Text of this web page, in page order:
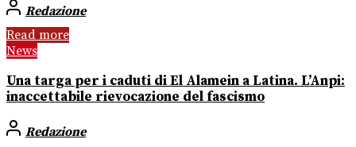
Redazione
Read more
News
Una targa per i caduti di El Alamein a Latina. L’Anpi:
inaccettabile rievocazione del fascismo
Redazione